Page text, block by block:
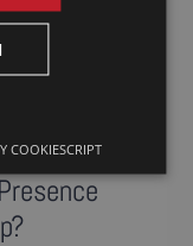
kiezen
tolk
aan
via
COOKIESCRIPT